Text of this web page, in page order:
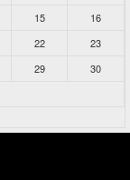
15
16
22
23
29
30